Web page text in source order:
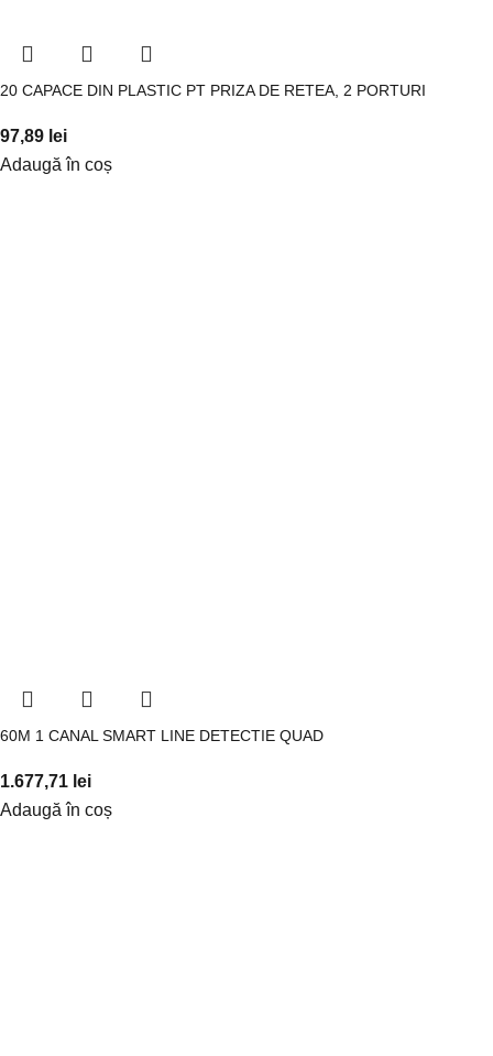
20 CAPACE DIN PLASTIC PT PRIZA DE RETEA, 2 PORTURI
97,89 lei
Adaugă în coș
60M 1 CANAL SMART LINE DETECTIE QUAD
1.677,71 lei
Adaugă în coș